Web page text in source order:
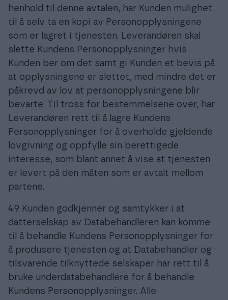
henhold til denne avtalen, har Kunden mulighet
til å selv ta en kopi av Personopplysningene
som er lagret i tjenesten. Leverandøren skal
slette Kundens Personopplysninger hvis
Kunden ber om det samt gi Kunden et bevis på
at opplysningene er slettet, med mindre det er
påkrevd av lov at personopplysningene blir
bevarte. Til tross for bestemmelsene over, har
Leverandøren rett til å lagre Kundens
Personopplysninger for å overholde gjeldende
lovgivning og oppfylle sin berettigede
interesse, som blant annet å vise at tjenesten
er levert på den måten som er avtalt mellom
partene.
4.9 Kunden godkjenner og samtykker i at
datterselskap av Databehandleren kan komme
til å behandle Kundens Personopplysninger for
å produsere tjenesten og at Databehandler og
tilsvarende tilknyttede selskaper har rett til å
bruke underdatabehandlere for å behandle
Kundens Personopplysninger. Alle